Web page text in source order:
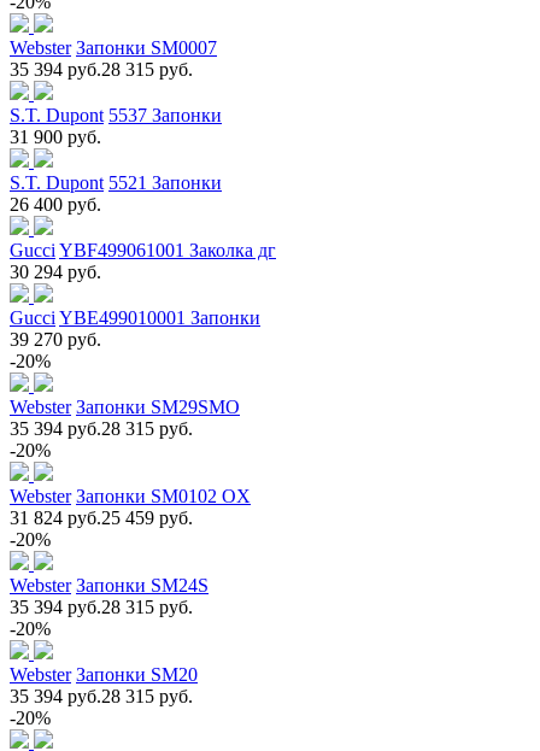
Webster Запонки SM0007
35 394 руб.28 315 руб.
S.T. Dupont 5537 Запонки
31 900 руб.
S.T. Dupont 5521 Запонки
26 400 руб.
Gucci YBF499061001 Заколка дг
30 294 руб.
Gucci YBE499010001 Запонки
39 270 руб.
-20%
Webster Запонки SM29SMO
35 394 руб.28 315 руб.
-20%
Webster Запонки SM0102 OX
31 824 руб.25 459 руб.
-20%
Webster Запонки SM24S
35 394 руб.28 315 руб.
-20%
Webster Запонки SM20
35 394 руб.28 315 руб.
-20%